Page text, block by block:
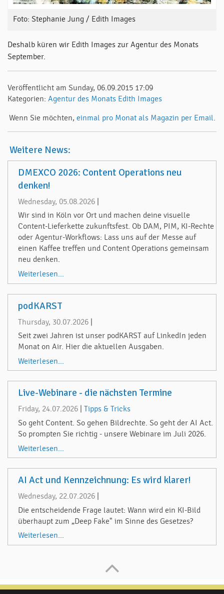
Foto: Stephanie Jung / Edith Images
Deshalb küren wir Edith Images zur Agentur des Monats
September.
Veröffentlicht am Sunday, 06.09.2015 17:09
Kategorien: Agentur des Monats Edith Images
Wenn Sie möchten, einmal pro Monat als Magazin per Email.
Weitere News:
DMEXCO 2026: Content Operations neu
denken!
Wednesday, 05.08.2026
Wir sind in Köln vor Ort und machen deine visuelle
Content-Lieferkette zukunftsfest. Ob DAM, PIM, KI-Rechte
oder Agentur-Workflows: Lass uns auf der Messe auf
einen Kaffee treffen und Content Operations gemeinsam
neu denken.
Weiterlesen...
podKARST
Thursday, 30.07.2026
Seit zwei Jahren ist unser podKARST auf LinkedIn jeden
Monat on Air. Hier die aktuellen Ausgaben.
Weiterlesen...
Live-Webinare - die nächsten Termine
Friday, 24.07.2026
Tipps & Tricks
So geht Content. So gehen Bildrechte. So geht der AI Act.
So prompten Sie richtig - unsere Webinare im Juli 2026.
Weiterlesen...
AI Act und Kennzeichnung: Es wird klarer!
Wednesday, 22.07.2026
Die entscheidende Frage lautet: Wann wird ein KI-Bild
überhaupt zum „Deep Fake" im Sinne des Gesetzes?
Weiterlesen...